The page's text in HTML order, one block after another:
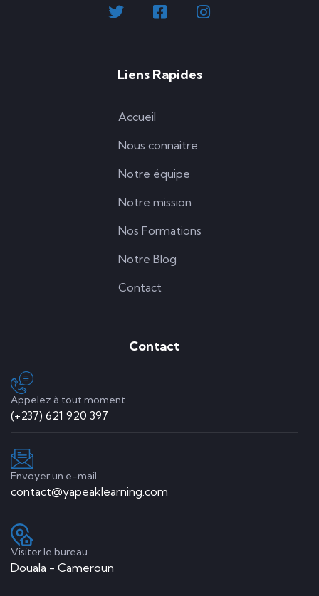
Liens Rapides
Accueil
Nous connaitre
Notre équipe
Notre mission
Nos Formations
Notre Blog
Contact
Contact
Appelez à tout moment
(+237) 621 920 397
Envoyer un e-mail
contact@yapeaklearning.com
Visiter le bureau
Douala - Cameroun